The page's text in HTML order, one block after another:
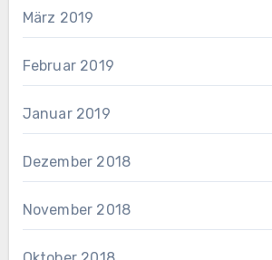
März 2019
Februar 2019
Januar 2019
Dezember 2018
November 2018